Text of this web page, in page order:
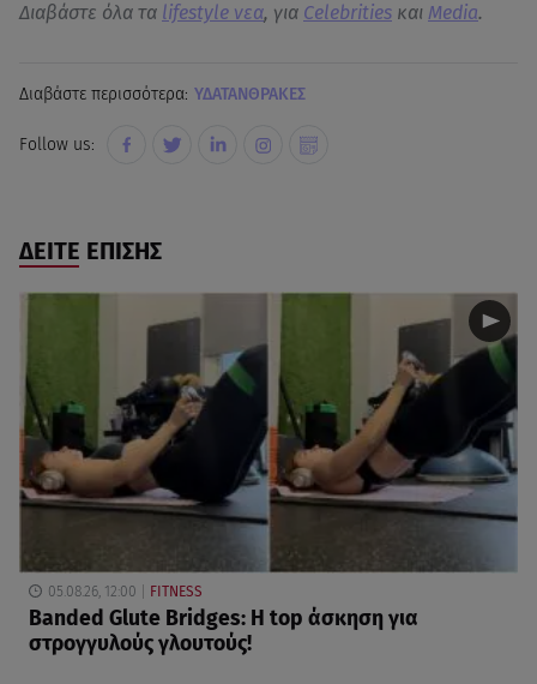
Διαβάστε όλα τα lifestyle νεα, για Celebrities και Media.
Διαβάστε περισσότερα: ΥΔΑΤΑΝΘΡΑΚΕΣ
Follow us:
ΔΕΙΤΕ ΕΠΙΣΗΣ
05.08.26, 12:00 FITNESS
Banded Glute Bridges: Η top άσκηση για
στρογγυλούς γλουτούς!